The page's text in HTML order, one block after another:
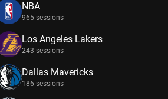
NBA
965 sessions
Los Angeles Lakers
243 sessions
Dallas Mavericks
186 sessions